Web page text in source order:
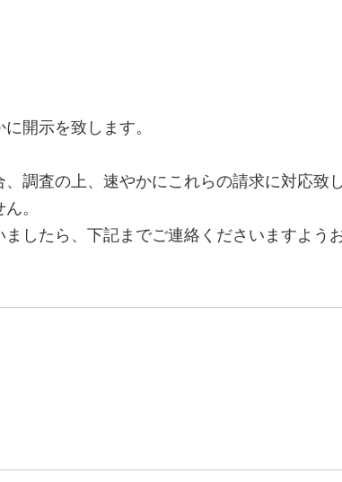
開示を致します。
調査の上、速やかにこれらの請求に対応致し
。
したら、下記までご連絡くださいますよう